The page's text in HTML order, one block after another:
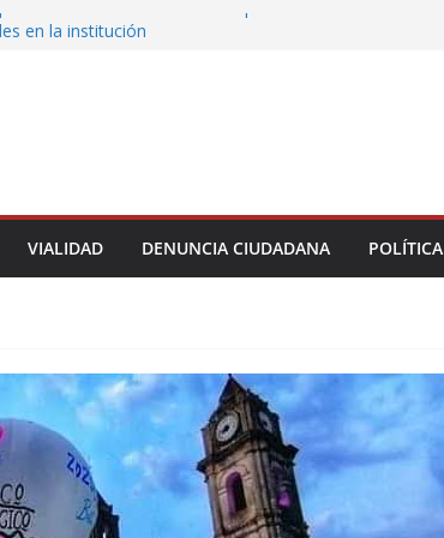
de la UPAV insisten en presuntas
de Veracruz la cultura de la prevención
municipio
VIALIDAD DENUNCIA CIUDADANA POLÍTICA